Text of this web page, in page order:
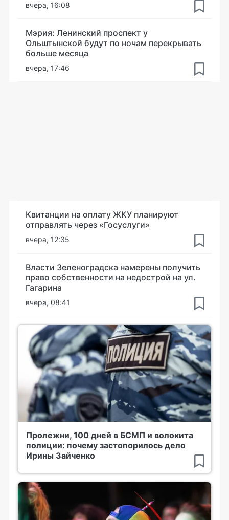
вчера, 16:08
Мэрия: Ленинский проспект у
Ольштынской будут по ночам перекрывать
больше месяца
вчера, 17:46
Квитанции на оплату ЖКУ планируют
отправлять через «Госуслуги»
вчера, 12:35
Власти Зеленоградска намерены получить
право собственности на недострой на ул.
Гагарина
вчера, 08:41
Пролежни, 100 дней в БСМП и волокита
полиции: почему застопорилось дело
Ирины Зайченко